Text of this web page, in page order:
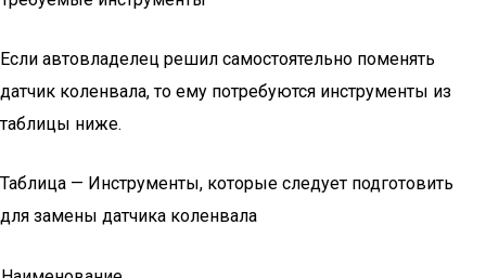
Если автовладелец решил самостоятельно поменять
датчик коленвала, то ему потребуются инструменты из
таблицы ниже.
Таблица — Инструменты, которые следует подготовить
для замены датчика коленвала